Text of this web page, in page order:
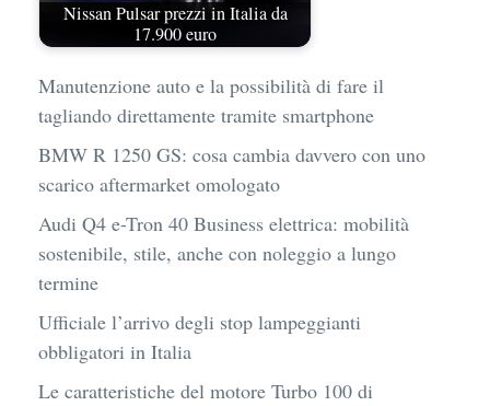
Nissan Pulsar prezzi in Italia da
17.900 euro
Manutenzione auto e la possibilità di fare il
tagliando direttamente tramite smartphone
BMW R 1250 GS: cosa cambia davvero con uno
scarico aftermarket omologato
Audi Q4 e-Tron 40 Business elettrica: mobilità
sostenibile, stile, anche con noleggio a lungo
termine
Ufficiale l’arrivo degli stop lampeggianti
obbligatori in Italia
Le caratteristiche del motore Turbo 100 di